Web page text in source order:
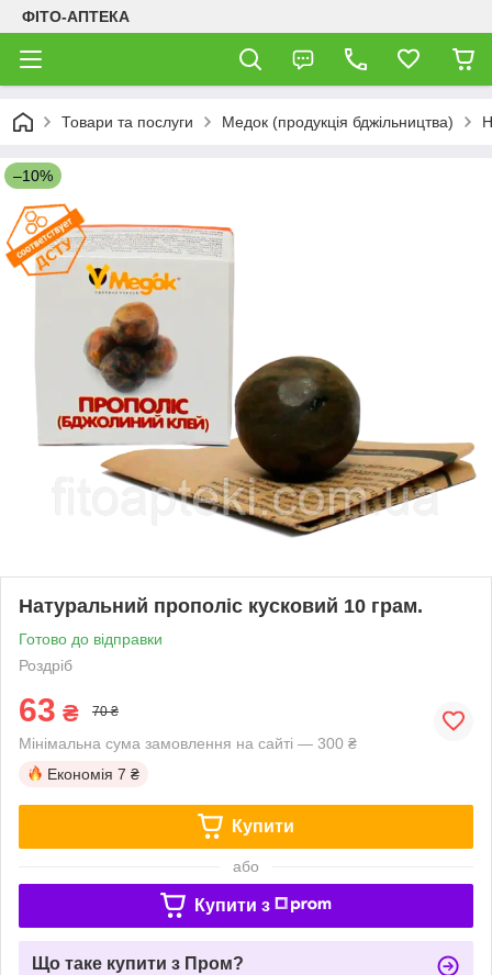
ФІТО-АПТЕКА
Товари та послуги Медок (продукція бджільництва)
–10%
Натуральний прополіс кусковий 10 грам.
Готово до відправки
Роздріб
63 ₴ 70 ₴
Мінімальна сума замовлення на сайті — 300 ₴
Економія 7 ₴
Купити
або
Купити з
Що таке купити з Пром?